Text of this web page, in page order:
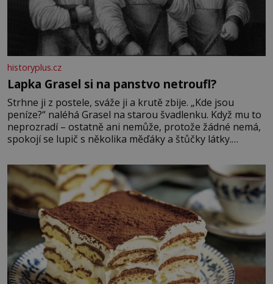
historyplus.cz
Lapka Grasel si na panstvo netroufl?
Strhne ji z postele, sváže ji a krutě zbije. „Kde jsou
peníze?“ naléhá Grasel na starou švadlenku. Když mu to
neprozradí – ostatně ani nemůže, protože žádné nemá,
spokojí se lupič s několika měďáky a štůčky látky.
krutý. Jeho činy budí hrůzu ještě dlouho po jeho smrti